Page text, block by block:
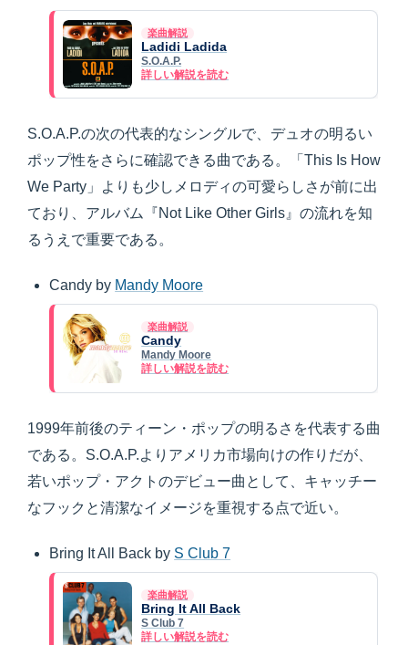
楽曲解説
Ladidi Ladida
S.O.A.P.
詳しい解説を読む
S.O.A.P.の次の代表的なシングルで、デュオの明るい
ポップ性をさらに確認できる曲である。「This Is How
We Party」よりも少しメロディの可愛らしさが前に出
ており、アルバム『Not Like Other Girls』の流れを知
るうえで重要である。
Candy by Mandy Moore
楽曲解説
Candy
Mandy Moore
詳しい解説を読む
1999年前後のティーン・ポップの明るさを代表する曲
である。S.O.A.P.よりアメリカ市場向けの作りだが、
若いポップ・アクトのデビュー曲として、キャッチー
なフックと清潔なイメージを重視する点で近い。
Bring It All Back by S Club 7
楽曲解説
Bring It All Back
S Club 7
詳しい解説を読む